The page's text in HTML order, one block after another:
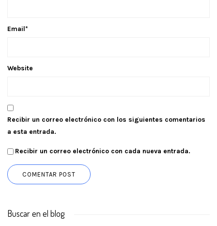
Email*
Website
Recibir un correo electrónico con los siguientes comentarios
a esta entrada.
Recibir un correo electrónico con cada nueva entrada.
Buscar en el blog